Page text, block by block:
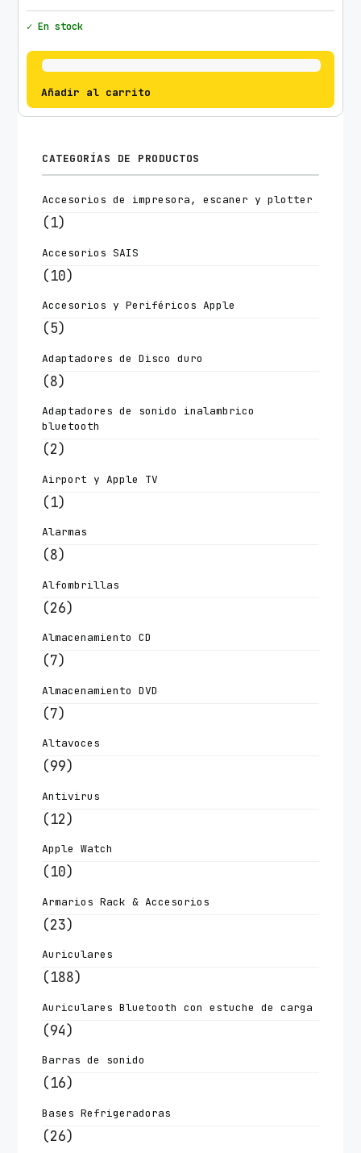
✓ En stock
Añadir al carrito
CATEGORÍAS DE PRODUCTOS
Accesorios de impresora, escaner y plotter
(1)
Accesorios SAIS
(10)
Accesorios y Periféricos Apple
(5)
Adaptadores de Disco duro
(8)
Adaptadores de sonido inalambrico
bluetooth
(2)
Airport y Apple TV
(1)
Alarmas
(8)
Alfombrillas
(26)
Almacenamiento CD
(7)
Almacenamiento DVD
(7)
Altavoces
(99)
Antivirus
(12)
Apple Watch
(10)
Armarios Rack & Accesorios
(23)
Auriculares
(188)
Auriculares Bluetooth con estuche de carga
(94)
Barras de sonido
(16)
Bases Refrigeradoras
(26)